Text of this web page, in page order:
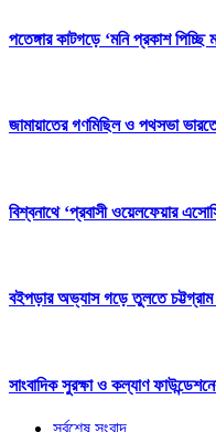
পতেঙ্গার কাটগড়ে ‘মনি প্রকাশ
জামায়াতের গণমিছিল ও পথসভা
বিশ্বনাথে ‘প্রবাসী ওয়েলফেয়ার
বইপড়ার অভ্যাস গড়ে তুলতে
সাংবাদিক সুরক্ষা ও কল্যাণ